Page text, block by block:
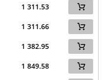
1 311.53
1 311.66
1 382.95
1 849.58